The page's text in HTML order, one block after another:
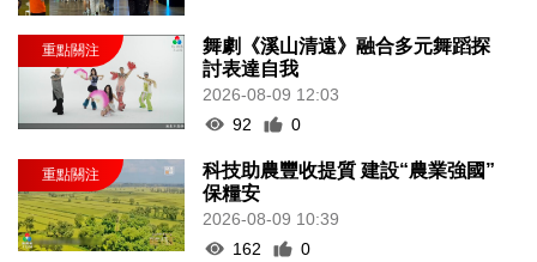
舞劇《溪山清遠》融合多元舞蹈探
討表達自我
2026-08-09 12:03
92
0
科技助農豐收提質 建設“農業強國”
保糧安
2026-08-09 10:39
162
0